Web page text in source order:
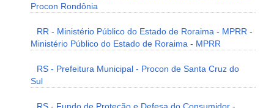
Procon Rondônia
RR - Ministério Público do Estado de Roraima - MPRR -
Ministério Público do Estado de Roraima - MPRR
RS - Prefeitura Municipal - Procon de Santa Cruz do
Sul